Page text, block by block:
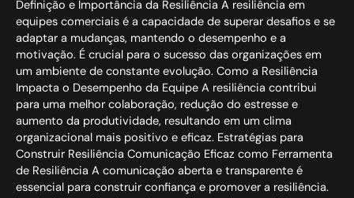
Definição e Importância da Resiliência A resiliência em
equipes comerciais é a capacidade de superar desafios e se
adaptar a mudanças, mantendo o desempenho e a
motivação. É crucial para o sucesso das organizações em
um ambiente de constante evolução. Como a Resiliência
Impacta o Desempenho da Equipe A resiliência contribui
para uma melhor colaboração, redução do estresse e
aumento da produtividade, resultando em um clima
organizacional mais positivo e eficaz. Estratégias para
Construir Resiliência Comunicação Eficaz como Ferramenta
de Resiliência A comunicação aberta e transparente é
essencial para construir confiança e promover a resiliência.